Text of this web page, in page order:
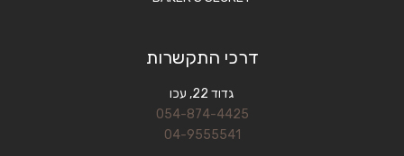
דרכי התקשרות
גדוד 22, עכו
054-874-4425
04-9555541